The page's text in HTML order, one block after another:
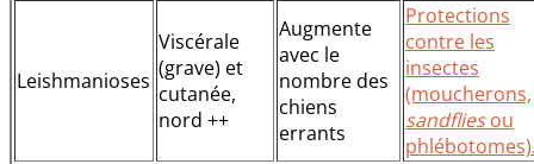
Leishmanioses
Viscérale
(grave) et
cutanée,
nord ++
Augmente
avec le
nombre des
chiens
errants
Protections
contre les
insectes
(moucherons,
sandfliesou